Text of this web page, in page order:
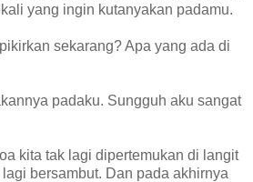
yang ingin kutanyakan padamu.
sekarang? Apa yang ada di
padaku. Sungguh aku sangat
kita tak lagi dipertemukan di langit
bersambut. Dan pada akhirnya